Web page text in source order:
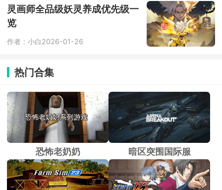
灵画师全品级妖灵养成优先级一
览
作者：小白2026-01-26
热门合集
恐怖老奶奶 暗区突围国际服